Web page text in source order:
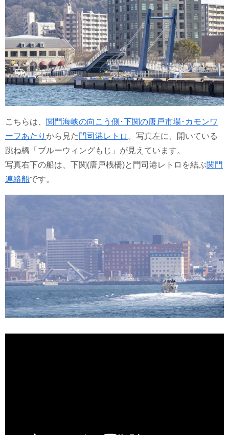
こちらは、 関門海峡の向こう側･下関の唐戸市場･カモンワ
ーフあたり から見た 門司港レトロ 。写真左に、開いている
跳ね橋「ブルーウィングもじ」が見えています。
写真右下の船は、下関(唐戸桟橋)と門司港レトロを結ぶ関門
連絡船です。